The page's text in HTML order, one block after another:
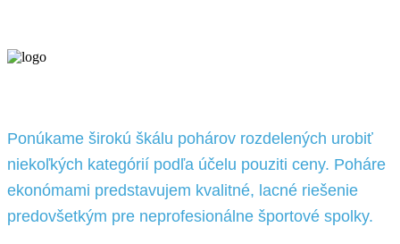
Ponúkame širokú škálu pohárov rozdelených urobiť
niekoľkých kategórií podľa účelu pouziti ceny. Poháre
ekonómami predstavujem kvalitné, lacné riešenie
predovšetkým pre neprofesionálne športové spolky.